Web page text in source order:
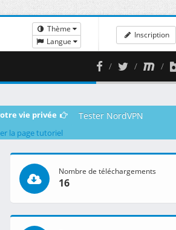
Thème
Langue
Inscription
vie privée Tester NordVPN
la page tutoriel
Nombre de téléchargements
16